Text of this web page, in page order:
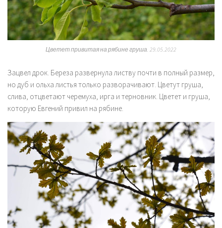
Цветет привитая на рябине груша. 29.05.2022
Зацвел дрок. Береза развернула листву почти в полный размер,
но дуб и ольха листья только разворачивают. Цветут груша,
слива, отцветают черемуха, ирга и терновник. Цветет и груша,
которую Евгений привил на рябине.